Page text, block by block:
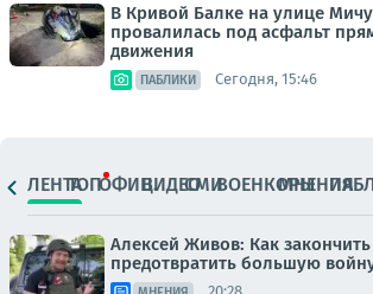
В Кривой Балке на улице
провалилась под асфальт
движения
ПАБЛИКИ Сегодня, 15:46
ЛЕНТАТОПОФИЦ.ВИДЕОСМИВОЕНКОРЫМНЕНИЯ
Алексей Живов: Как
предотвратить большую